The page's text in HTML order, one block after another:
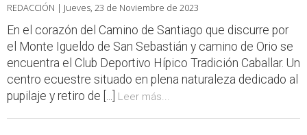
REDACCIÓN | Jueves, 23 de Noviembre de 2023
En el corazón del Camino de Santiago que discurre por
el Monte Igueldo de San Sebastián y camino de Orio se
encuentra el Club Deportivo Hípico Tradición Caballar. Un
centro ecuestre situado en plena naturaleza dedicado al
pupilaje y retiro de [...] Leer más...